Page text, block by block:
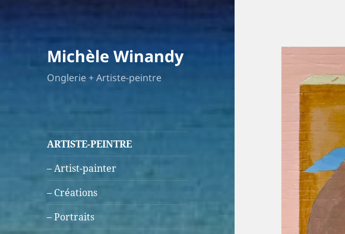
Michèle Winandy
Onglerie + Artiste-peintre
ARTISTE-PEINTRE
– Artist-painter
– Créations
– Portraits